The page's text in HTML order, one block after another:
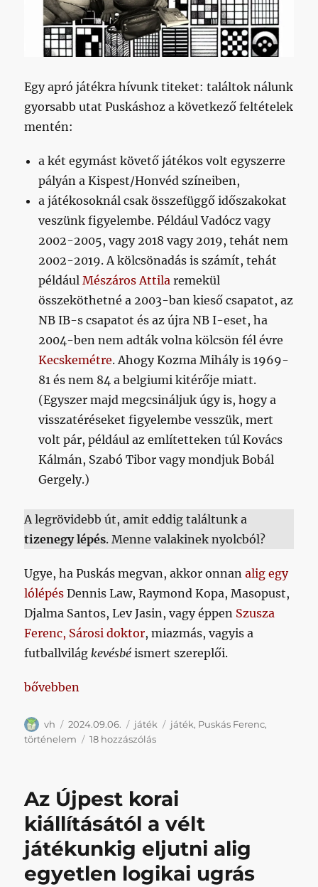
Egy apró játékra hívunk titeket: találtok nálunk
gyorsabb utat Puskáshoz a következő feltételek
mentén:
a két egymást követő játékos volt egyszerre
pályán a Kispest/Honvéd színeiben,
a játékosoknál csak összefüggő időszakokat
veszünk figyelembe. Például Vadócz vagy
2002-2005, vagy 2018 vagy 2019, tehát nem
2002-2019. A kölcsönadás is számít, tehát
példáulMészáros Attila remekül
összeköthetné a 2003-ban kieső csapatot, az
NB IB-s csapatot és az újra NB I-eset, ha
2004-ben nem adták volna kölcsön fél évre
Kecskemétre. Ahogy Kozma Mihály is 1969-
81 és nem 84 a belgiumi kitérője miatt.
(Egyszer majd megcsináljuk úgy is, hogy a
visszatéréseket figyelembe vesszük, mert
volt pár, például az említetteken túl Kovács
Kálmán, Szabó Tibor vagy mondjuk Bobál
Gergely.)
A legrövidebb út, amit eddig találtunk a
tizenegy lépés. Menne valakinek nyolcból?
Ugye, ha Puskás megvan, akkor onnanalig egy
lólépés Dennis Law, Raymond Kopa, Masopust,
Djalma Santos, Lev Jasin, vagy éppen Szusza
Ferenc, Sárosi doktor, miazmás, vagyis a
futballvilágkevésbé ismert szereplői.
„Tíz lépésben Puskásig”
bővebben
Szerző
vh Közzétéve
2024.09.06. Kategória
játék Címke
játék, Puskás Ferenc,
történelem
18 hozzászólásTíz
bejegyzéshez
Az Újpest korai
kiállításától a vélt
játékunkig eljutni alig
egyetlen logikai ugrás